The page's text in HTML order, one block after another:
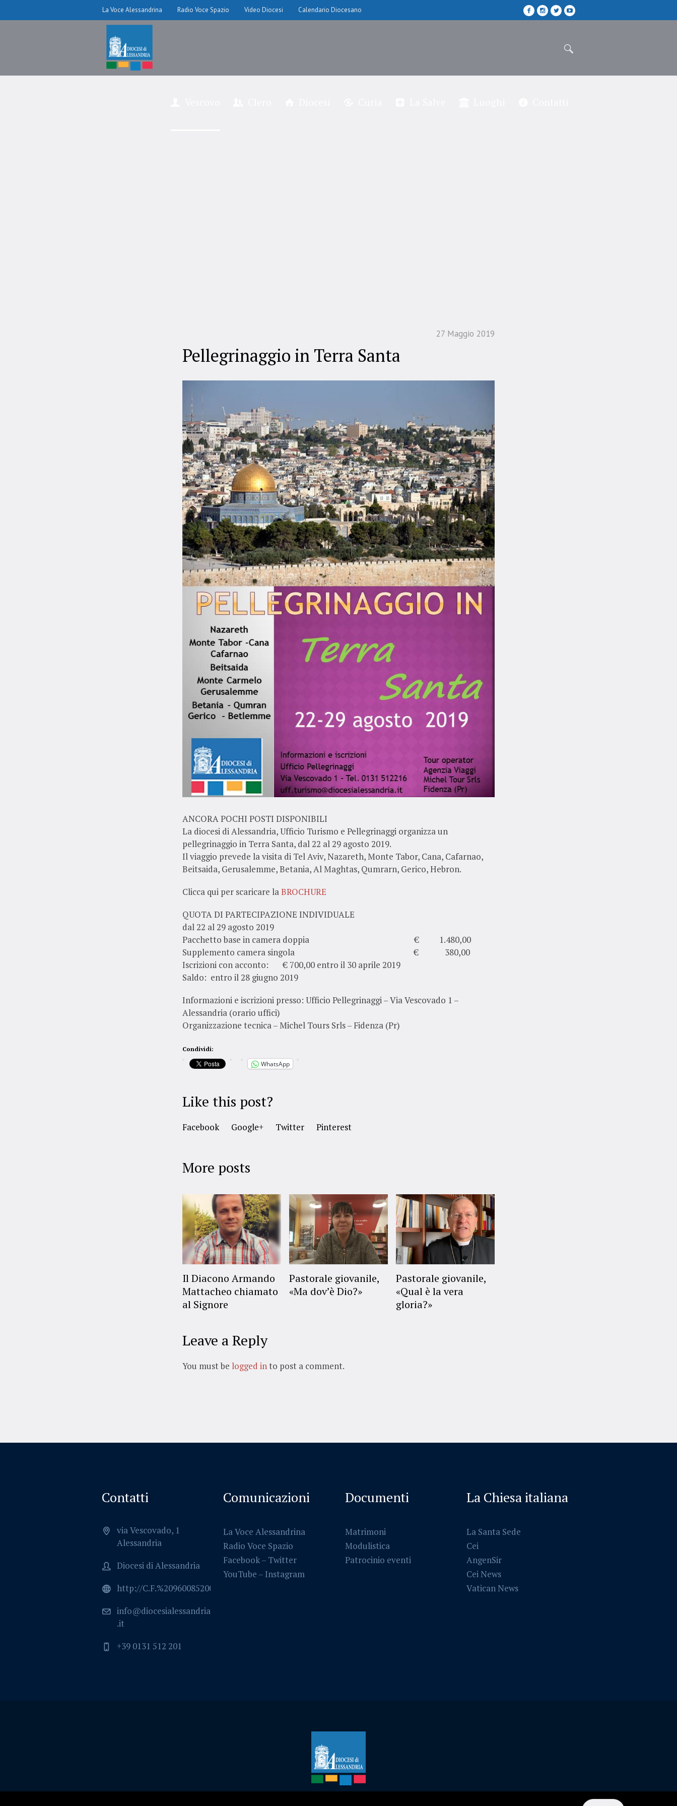
La Voce Alessandrina Radio Voce Spazio Video Diocesi Calendario Diocesano
27 Maggio 2019
Pellegrinaggio in Terra Santa
ANCORA POCHI POSTI DISPONIBILI
La diocesi di Alessandria, Ufficio Turismo e Pellegrinaggi organizza un
pellegrinaggio in Terra Santa, dal 22 al 29 agosto 2019.
Il viaggio prevede la visita di Tel Aviv, Nazareth, Monte Tabor, Cana, Cafarnao,
Beitsaida, Gerusalemme, Betania, Al Maghtas, Qumrarn, Gerico, Hebron.
Clicca qui per scaricare laBROCHURE
QUOTA DI PARTECIPAZIONE INDIVIDUALE
dal 22 al 29 agosto 2019
Pacchetto base in camera doppia € 1.480,00
Supplemento camera singola € 380,00
Iscrizioni con acconto: € 700,00 entro il 30 aprile 2019
Saldo: entro il 28 giugno 2019
Informazioni e iscrizioni presso: Ufficio Pellegrinaggi – Via Vescovado 1 –
Alessandria (orario uffici)
Organizzazione tecnica – Michel Tours Srls – Fidenza (Pr)
Condividi:
WhatsApp
Like this post?
Facebook Google+ Twitter Pinterest
More posts
Il Diacono Armando
Mattacheo chiamato
al Signore
Pastorale giovanile,
«Ma dov’è Dio?»
Pastorale giovanile,
«Qual è la vera
gloria?»
Leave a Reply
You must be logged into post a comment.
Contatti
via Vescovado, 1
Alessandria
Diocesi di Alessandria
http://C.F.%2096008520064
info@diocesialessandria
.it
+39 0131 512 201
Comunicazioni
La Voce Alessandrina
Radio Voce Spazio
Facebook– Twitter
YouTube – Instagram
Documenti
Matrimoni
Modulistica
Patrocinio eventi
La Chiesa italiana
La Santa Sede
Cei
AngenSir
Cei News
Vatican News